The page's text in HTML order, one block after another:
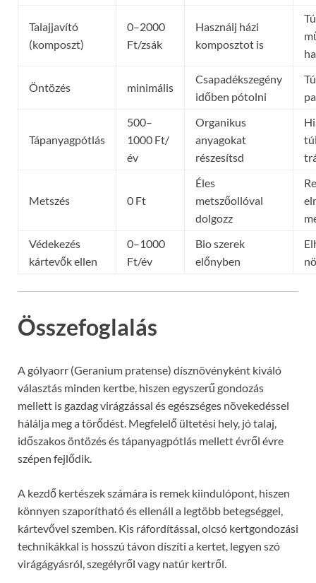
Talajjavító
(komposzt)
0–2000
Ft/zsák
Használj házi
komposztot is
Öntözés minimális
Csapadékszegény
időben pótolni
Tápanyagpótlás
500–
1000 Ft/
év
Organikus
anyagokat
részesítsd
Metszés 0 Ft
Éles
metszőollóval
dolgozz
Védekezés
kártevők ellen
0–1000
Ft/év
Bio szerek
előnyben
Összefoglalás
A gólyaorr (Geranium pratense) dísznövényként kiváló
választás minden kertbe, hiszen egyszerű gondozás
mellett is gazdag virágzással és egészséges növekedéssel
hálálja meg a törődést. Megfelelő ültetési hely, jó talaj,
időszakos öntözés és tápanyagpótlás mellett évről évre
szépen fejlődik.
A kezdő kertészek számára is remek kiindulópont, hiszen
könnyen szaporítható és ellenáll a legtöbb betegséggel,
kártevővel szemben. Kis ráfordítással, olcsó kertgondozási
technikákkal is hosszú távon díszíti a kertet, legyen szó
virágágyásról, szegélyről vagy natúr kertről.